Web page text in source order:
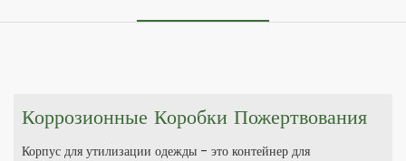
Коррозионные Коробки Пожертвования
Корпус для утилизации одежды - это контейнер для